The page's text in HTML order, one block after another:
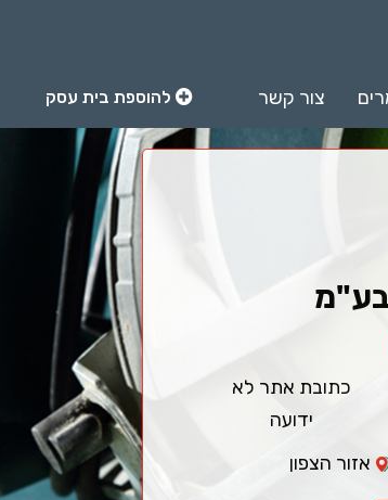
צור קשר להוספת בית עסק
בע"מ
כתובת אתר לא
ידועה
אזור הצפון